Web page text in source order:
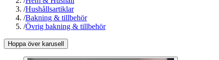
/Hushållsartiklar
/Bakning & tillbehör
/Övrig bakning & tillbehör
Hoppa över karusell